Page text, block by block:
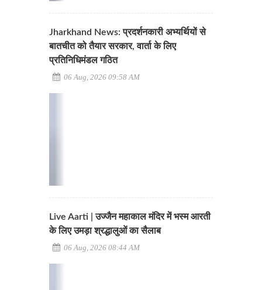
Jharkhand News: प्रदर्शनकारी अभ्यर्थियों से
बातचीत को तैयार सरकार, वार्ता के लिए
प्रतिनिधिमंडल गठित
06 Aug, 2026 09:58 AM
Live Aarti | उज्जैन महाकाल मंदिर में भस्म आरती
के लिए उमड़ा श्रद्धालुओं का सैलाब
06 Aug, 2026 08:44 AM